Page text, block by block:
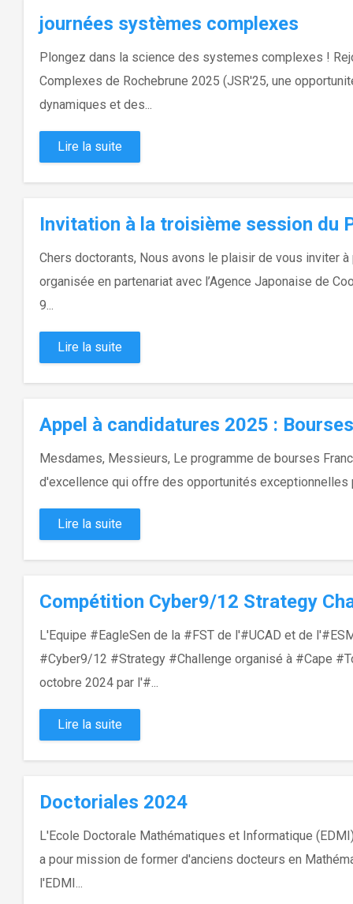
journées systèmes complexes
Plongez dans la science des systemes complexes !
Complexes de Rochebrune 2025 (JSR'25, une
dynamiques et des...
Lire la suite
Invitation à la troisième session du
Chers doctorants, Nous avons le plaisir de vous inviter
organisée en partenariat avec l’Agence Japonaise de
9...
Lire la suite
Appel à candidatures 2025 :
Mesdames, Messieurs, Le programme de bourses
d'excellence qui offre des opportunités exceptionnelles
Lire la suite
Compétition Cyber9/12 Strategy
L'Equipe #EagleSen de la #FST de l'#UCAD et de
#Cyber9/12 #Strategy #Challenge organisé à #Cape
octobre 2024 par l'#...
Lire la suite
Doctoriales 2024
L'Ecole Doctorale Mathématiques et Informatique
a pour mission de former d'anciens docteurs en
l'EDMI...